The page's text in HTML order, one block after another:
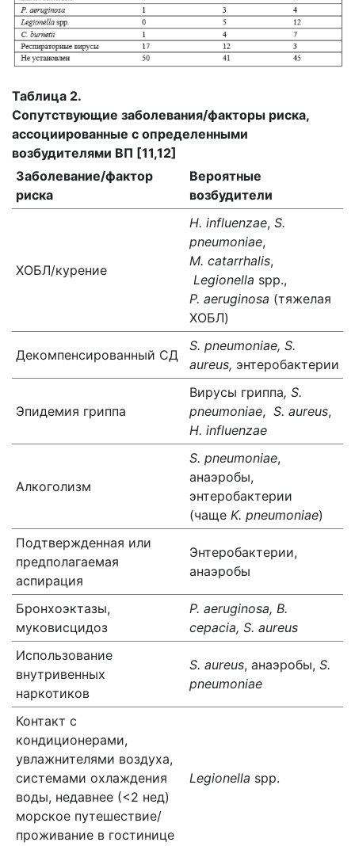
Таблица 2.
Сопутствующие заболевания/факторы риска,
ассоциированные с определенными
возбудителями ВП [11,12]
Заболевание/фактор
риска
Вероятные
возбудители
ХОБЛ/курение
H. influenzae, S.
pneumoniae,
M. catarrhalis,
Legionella spp.,
P. aeruginosa (тяжелая
ХОБЛ)
Декомпенсированный СД
S. pneumoniae, S.
aureus, энтеробактерии
Эпидемия гриппа
Вирусы гриппа, S.
pneumoniae, S. aureus,
H. influenzae
Алкоголизм
S. pneumoniae,
анаэробы,
энтеробактерии
(чаще K. pneumoniae)
Подтвержденная или
предполагаемая
аспирация
Энтеробактерии,
анаэробы
Бронхоэктазы,
муковисцидоз
P. aeruginosa, B.
cepacia, S. aureus
Использование
внутривенных
наркотиков
S. aureus, анаэробы, S.
pneumoniae
Контакт с
кондиционерами,
увлажнителями воздуха,
системами охлаждения
воды, недавнее (<2 нед)
морское путешествие/
проживание в гостинице
Legionella spp.